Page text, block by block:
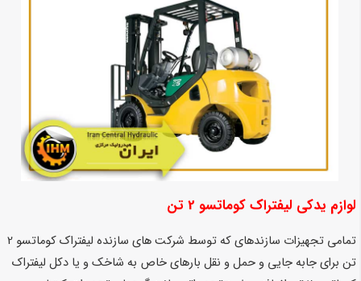
لوازم یدکی لیفتراک کوماتسو 2 تن
تمامی تجهیزات سازندهای که توسط شرکت های سازنده لیفتراک کوماتسو 2
تن برای جابه جایی و حمل و نقل بارهای خاص به شاخک و یا دکل لیفتراک